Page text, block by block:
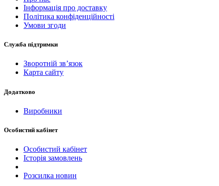
Інформація про доставку
Політика конфіденційності
Умови згоди
Служба підтримки
Зворотній зв’язок
Карта сайту
Додатково
Виробники
Особистий кабінет
Особистий кабінет
Історія замовлень
Розсилка новин